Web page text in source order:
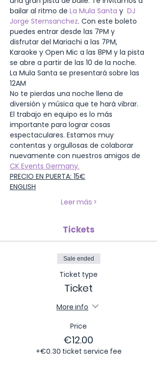
bailar al ritmo de La Mula Santa y DJ
Jorge Sternsanchez. Con este boleto
puedes entrar desde las 7PM y
disfrutar del Mariachi a las 7PM,
Karaoke y Open Mic a las 8PM y la pista
se abre a partir de las 10 de la noche.
La Mula Santa se presentará sobre las
12AM
No te pierdas una noche llena de
diversión y música que te hará vibrar.
El trabajo en equipo es lo más
importante para lograr cosas
espectaculares. Estamos muy
contentas y orgullosas de colaborar
nuevamente con nuestros amigos de
CK Events Germany.
PRECIO EN PUERTA: 15€
ENGLISH
Leer más >
Tickets
Sale ended
Ticket type
Ticket
More info
Price
€12.00
+€0.30 ticket service fee